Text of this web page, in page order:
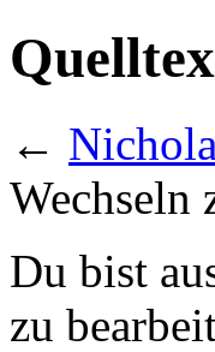
←
Wechseln
Du bist
zu